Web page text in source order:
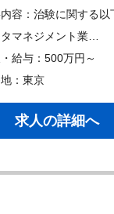
容：治験に関する以
マネジメント業…
給与：500万円～
：東京
求人の詳細へ